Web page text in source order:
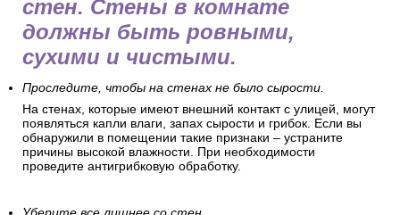
поклейкой обоев
Перед оклеиванием обоев
позаботьтесь о подготовке
помещения и поверхности
стен. Стены в комнате
должны быть ровными,
сухими и чистыми.